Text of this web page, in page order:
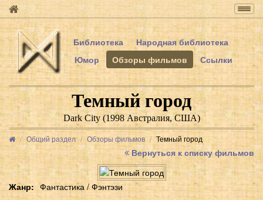
Библиотека
Народная библиотека
Юмор
Обзоры фильмов Ссылки
Темный город
Dark City (1998 Австралия, США)
Общий раздел Обзоры фильмов Темный город
Вернуться к списку фильмов
Жанр
Фантастика / Фэнтэзи